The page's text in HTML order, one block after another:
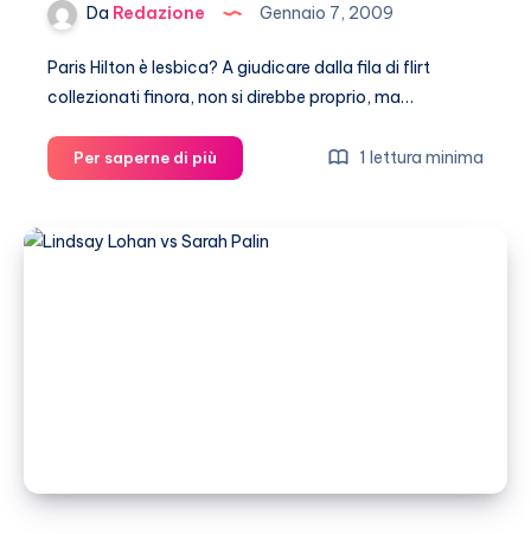
Da Redazione Gennaio 7, 2009
Paris Hilton è lesbica? A giudicare dalla fila di flirt
collezionati finora, non si direbbe proprio, ma…
Per saperne di più
lesbo
Paris
1 lettura minima